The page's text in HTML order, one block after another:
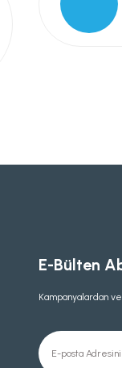
E-Bülten
Kampanyalardan